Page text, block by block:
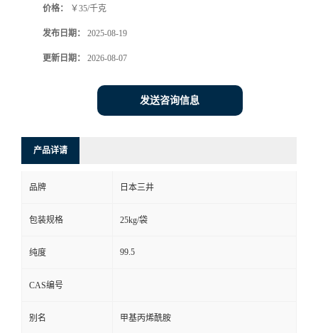
价格： ￥35/千克
发布日期： 2025-08-19
更新日期： 2026-08-07
发送咨询信息
产品详请
品牌 日本三井
包装规格 25kg/袋
纯度 99.5
CAS编号
别名 甲基丙烯酰胺